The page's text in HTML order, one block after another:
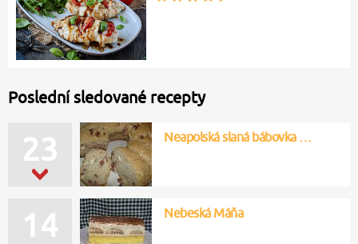
Poslední sledované recepty
23 Neapolská slaná bábovka …
14 Nebeská Máňa